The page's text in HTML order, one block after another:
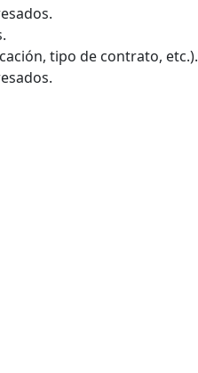
tipo de contrato, etc.).